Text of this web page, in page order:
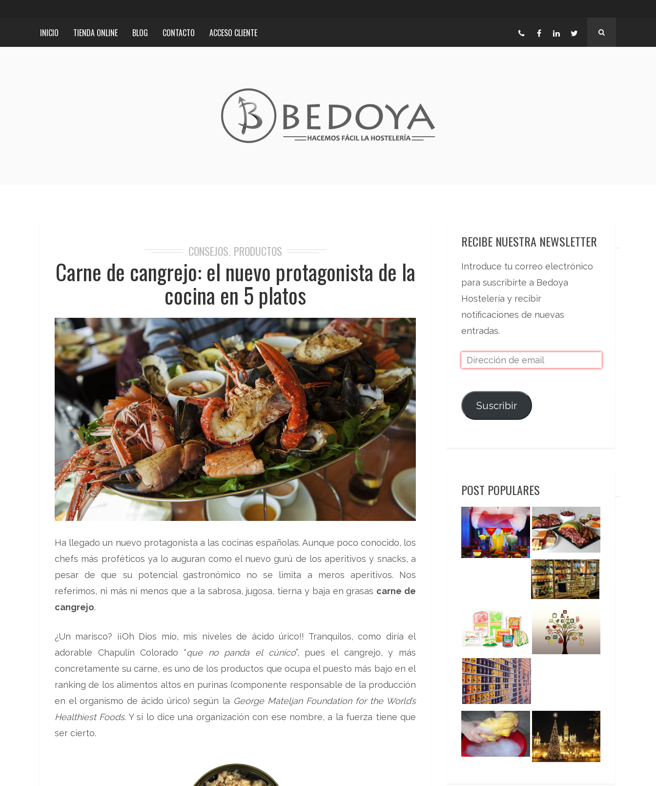
INICIO TIENDA ONLINE BLOG CONTACTO ACCESO CLIENTE
CONSEJOS, PRODUCTOS
Carne de cangrejo: el nuevo protagonista de la
cocina en 5 platos
Ha llegado un nuevo protagonista a las cocinas españolas. Aunque poco conocido, los
chefs más proféticos ya lo auguran como el nuevo gurú de los aperitivos y snacks, a
pesar de que su potencial gastronómico no se limita a meros aperitivos. Nos
referimos, ni más ni menos que a la sabrosa, jugosa, tierna y baja en grasas carne de
cangrejo.
¿Un marisco? ¡¡Oh Dios mío, mis niveles de ácido úrico!! Tranquilos, como diría el
adorable Chapulín Colorado “que no panda el cúnico”, pues el cangrejo, y más
concretamente su carne, es uno de los productos que ocupa el puesto más bajo en el
ranking de los alimentos altos en purinas (componente responsable de la producción
en el organismo de ácido úrico) según la George Mateljan Foundation for the World’s
Healthiest Foods. Y si lo dice una organización con ese nombre, a la fuerza tiene que
ser cierto.
RECIBE NUESTRA NEWSLETTER
Introduce tu correo electrónico
para suscribirte a Bedoya
Hostelería y recibir
notificaciones de nuevas
entradas.
Suscribir
POST POPULARES